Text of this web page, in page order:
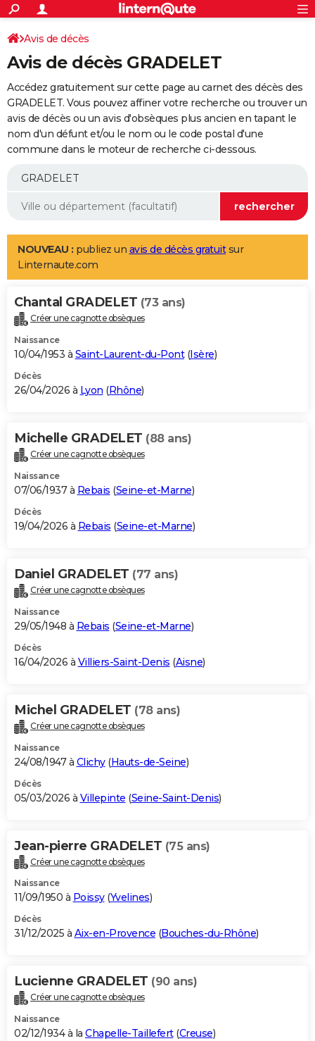
ACTUALITÉS
Politique
Société
Faits Divers
Education
Monde
Villes
+
SPORT
Coupe du monde 2026
Football
Tennis
Cyclisme
Rugby
Forum
Programme TV
TNT
Streaming
Cinéma
Sorties cinéma
Musique
+
FINANCE
Retraite
Epargne
Immobilier
Risques naturels par ville
Banque
Assurance
AUTO
Essais
Réserver un essai
Citadines
Berlines
SUV
Forum auto
+
Mobiles
Meilleur smartphone
Internet
Ordinateurs
Jeux vidéo
Guide high-tech
Aménagement intérieur
LIFESTYLE
Art de vivre
Bien-être
Loisirs
Mode
Modes de vie
Alimentation
Guide de la santé
Maladies
Médicaments
Sommeil
VOYAGE
Destinations
City break
Voyage nature
Voyage de noces
Forum
Climat
+PHOTO
GUIDES D'ACHAT
BONS PLANS
Carte de Noël
Carte Bonne année
Carte Saint-Valentin
Carte Pâques
Carte d'anniversaire
DICTIONNAIRE
Dictionnaire
Biographies
Citations
Expressions
Proverbes
PROGRAMME TV
S'inscrire
Se connecter
Lycées
Collèges
Primaires
Universités
Entreprises
Service militaire
Avis de recherche
AVIS DE DÉCÈS
Bricolage
Lifestyle
Culture
Sport
Auto
Television
Voyage
Cinema
Avis de décès
Avis de décès GRADELET
Accédez gratuitement sur cette page au carnet des décès des
GRADELET. Vous pouvez affiner votre recherche ou trouver un
avis de décès ou un avis d'obsèques plus ancien en tapant le
nom d'un défunt et/ou le nom ou le code postal d'une
commune dans le moteur de recherche ci-dessous.
NOUVEAU : publiez un avis de décès gratuitsur
Linternaute.com
Chantal GRADELET (73 ans)
Créer une cagnotte obsèques
Naissance
10/04/1953 à Saint-Laurent-du-Pont(Isère)
Décès
26/04/2026 à Lyon (Rhône)
Michelle GRADELET (88 ans)
Créer une cagnotte obsèques
Naissance
07/06/1937 à Rebais (Seine-et-Marne)
Décès
19/04/2026 à Rebais (Seine-et-Marne)
Daniel GRADELET (77 ans)
Créer une cagnotte obsèques
Naissance
29/05/1948 à Rebais (Seine-et-Marne)
Décès
16/04/2026 à Villiers-Saint-Denis (Aisne)
Michel GRADELET (78 ans)
Créer une cagnotte obsèques
Naissance
24/08/1947 à Clichy(Hauts-de-Seine)
Décès
05/03/2026 à Villepinte (Seine-Saint-Denis)
Jean-pierre GRADELET (75 ans)
Créer une cagnotte obsèques
Naissance
11/09/1950 à Poissy(Yvelines)
Décès
31/12/2025 à Aix-en-Provence (Bouches-du-Rhône)
Lucienne GRADELET (90 ans)
Créer une cagnotte obsèques
Naissance
02/12/1934 à la Chapelle-Taillefert(Creuse)